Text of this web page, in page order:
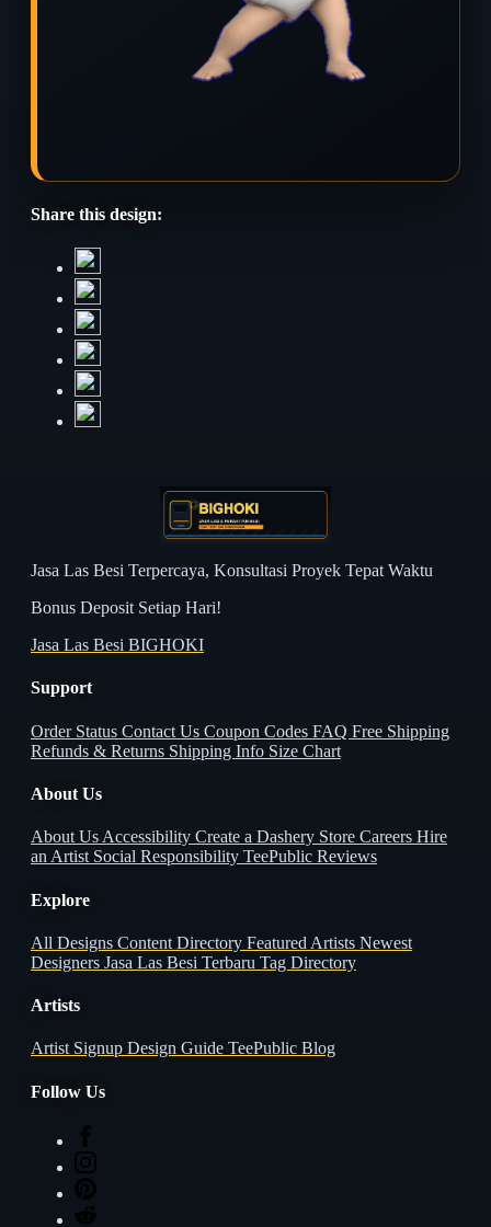
Share this design:
Jasa Las Besi Terpercaya, Konsultasi Proyek Tepat Waktu
Bonus Deposit Setiap Hari!
Jasa Las Besi BIGHOKI
Support
Order Status Contact Us Coupon Codes FAQ Free Shipping
Refunds & Returns Shipping Info Size Chart
About Us
About Us Accessibility Create a Dashery Store Careers Hire
an Artist Social Responsibility TeePublic Reviews
Explore
All Designs Content Directory Featured Artists Newest
Designers Jasa Las Besi Terbaru Tag Directory
Artists
Artist Signup Design Guide TeePublic Blog
Follow Us